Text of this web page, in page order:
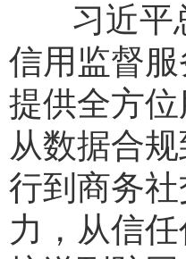
习近平总
信用监督
提供全方
从数据合
行到商务
力，从信